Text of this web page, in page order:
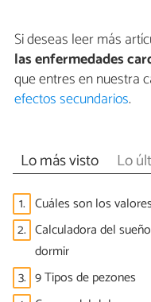
Si deseas leer más
las enfermedades
que entres en nuestra
efectos secundarios.
Lo más visto Lo
1. Cuáles son los
2. Calculadora del
dormir
3. 9 Tipos de pezones